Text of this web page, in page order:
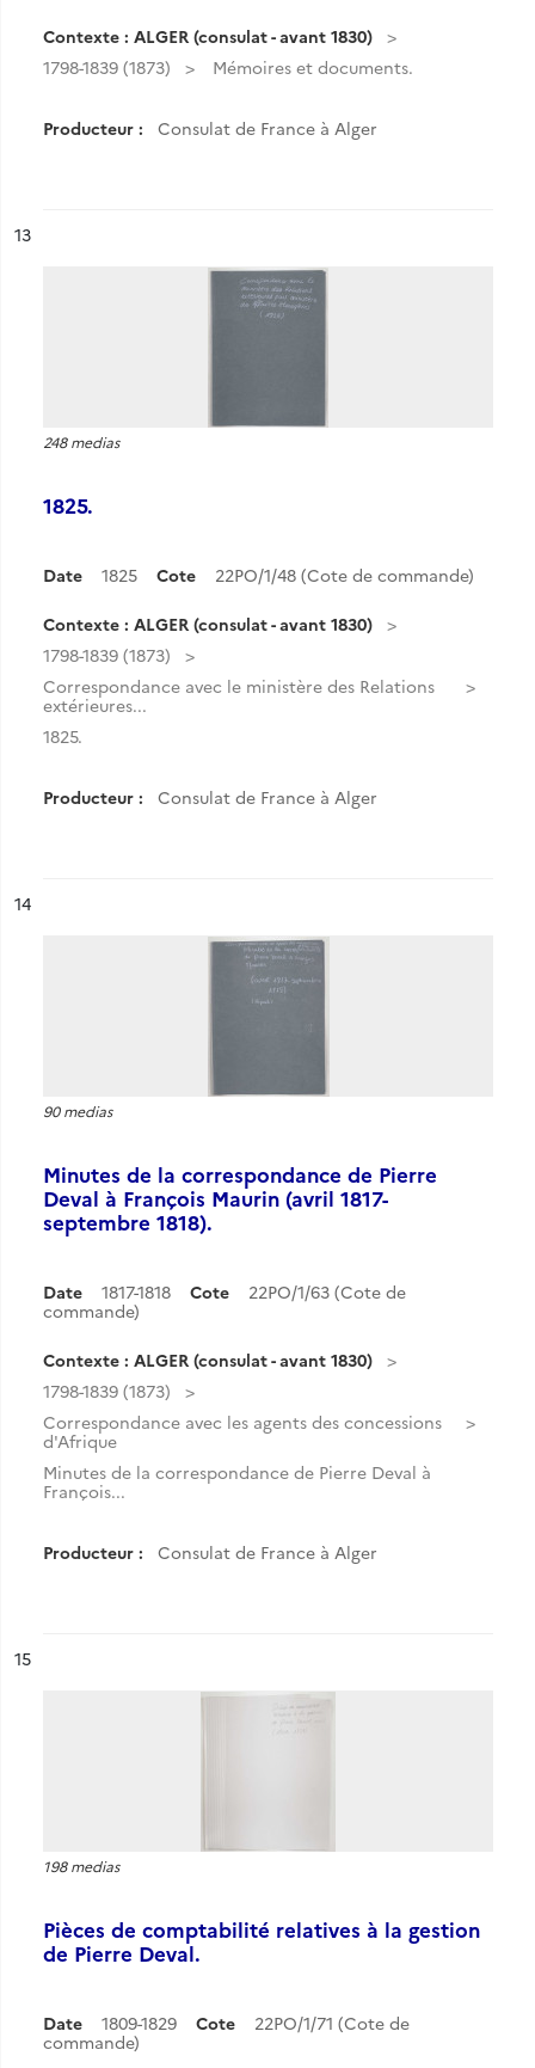
Contexte : ALGER (consulat - avant 1830)
1798-1839 (1873)
Mémoires et documents.
Producteur : Consulat de France à Alger
n°
13
248 medias
1825.
Date 1825 Cote 22PO/1/48 (Cote de commande)
Contexte : ALGER (consulat - avant 1830)
1798-1839 (1873)
Correspondance avec le ministère des Relations
extérieures...
1825.
Producteur : Consulat de France à Alger
n°
14
90 medias
Minutes de la correspondance de Pierre
Deval à François Maurin (avril 1817-
septembre 1818).
Date 1817-1818 Cote
22PO/1/63 (Cote de
commande)
Contexte : ALGER (consulat - avant 1830)
1798-1839 (1873)
Correspondance avec les agents des concessions
d'Afrique
Minutes de la correspondance de Pierre Deval à
François...
Producteur : Consulat de France à Alger
n°
15
198 medias
Pièces de comptabilité relatives à la gestion
de Pierre Deval.
Date 1809-1829 Cote
22PO/1/71 (Cote de
commande)